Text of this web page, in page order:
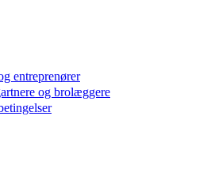
entreprenører
og brolæggere